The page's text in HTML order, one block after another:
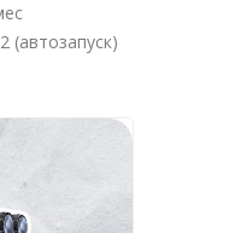
2 (автозапуск)